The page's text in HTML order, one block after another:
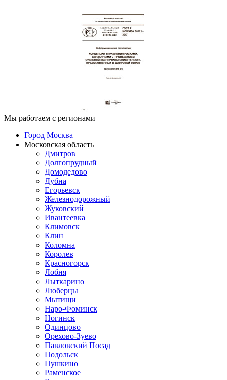
Мы работаем с регионами
Город Москва
Московская область
Дмитров
Долгопрудный
Домодедово
Дубна
Егорьевск
Железнодорожный
Жуковский
Ивантеевка
Климовск
Клин
Коломна
Королев
Красногорск
Лобня
Лыткарино
Люберцы
Мытищи
Наро-Фоминск
Ногинск
Одинцово
Орехово-Зуево
Павловский Посад
Подольск
Пушкино
Раменское